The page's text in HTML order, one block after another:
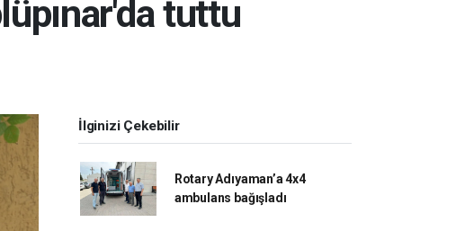
tuttu
İlginizi Çekebilir
Rotary Adıyaman’a 4x4
ambulans bağışladı